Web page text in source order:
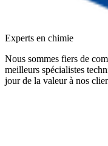
Experts en chimie
Nous sommes fiers de
meilleurs spécialistes
jour de la valeur à nos